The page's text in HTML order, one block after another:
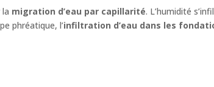
migration d’eau par capillarité. L’humidité
phréatique, l’infiltration d’eau dans les